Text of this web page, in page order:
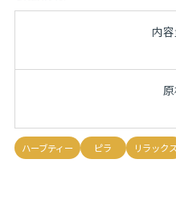
内
ハーブティー ピラ リラックス